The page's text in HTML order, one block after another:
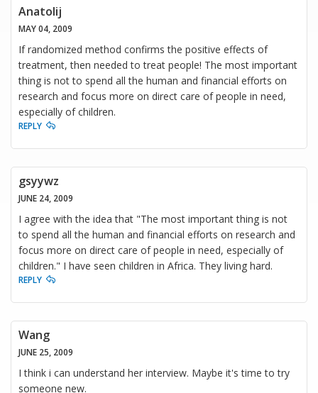
Anatolij
MAY 04, 2009
If randomized method confirms the positive effects of
treatment, then needed to treat people! The most important
thing is not to spend all the human and financial efforts on
research and focus more on direct care of people in need,
especially of children.
REPLY
gsyywz
JUNE 24, 2009
I agree with the idea that "The most important thing is not
to spend all the human and financial efforts on research and
focus more on direct care of people in need, especially of
children." I have seen children in Africa. They living hard.
REPLY
Wang
JUNE 25, 2009
I think i can understand her interview. Maybe it's time to try
someone new.